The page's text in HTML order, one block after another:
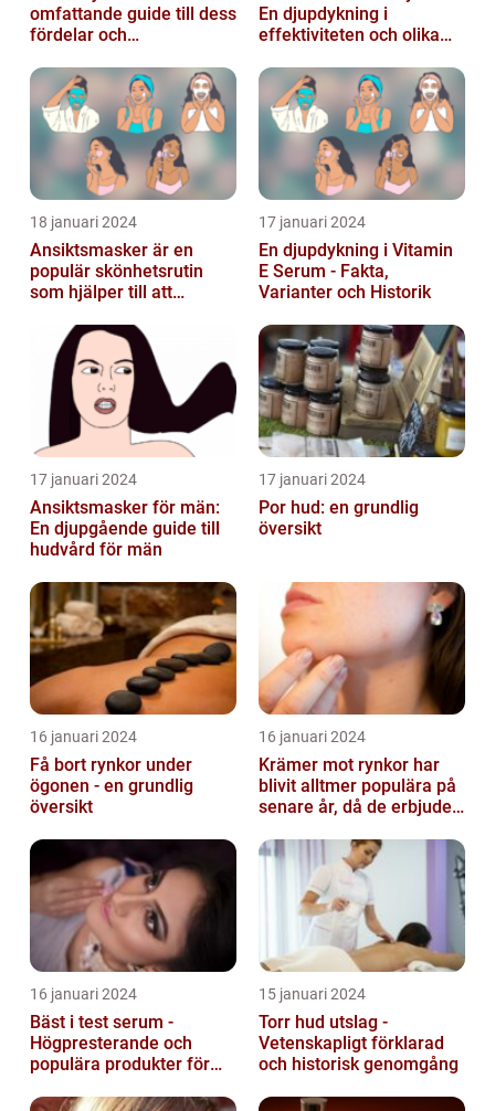
omfattande guide till dess
fördelar och
En djupdykning i
effektiviteten och olika
18 januari 2024
Ansiktsmasker är en
populär skönhetsrutin
som hjälper till att
huden
17 januari 2024
En djupdykning i Vitamin
E Serum - Fakta,
Varianter och Historik
17 januari 2024
Ansiktsmasker för män:
En djupgående guide till
hudvård för män
17 januari 2024
Por hud: en grundlig
översikt
16 januari 2024
Få bort rynkor under
ögonen - en grundlig
översikt
16 januari 2024
Krämer mot rynkor har
blivit alltmer populära på
senare år, då de erbjuder
lösni...
16 januari 2024
Bäst i test serum -
Högpresterande och
populära produkter för
15 januari 2024
Torr hud utslag -
Vetenskapligt förklarad
och historisk genomgång